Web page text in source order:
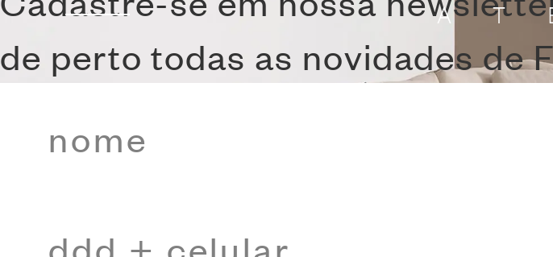
SOFÁ BIGGY
2018
de perto todas as novidades de